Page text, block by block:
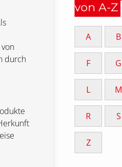
durch
von A-Z
A B
F G
L M
R S
Z